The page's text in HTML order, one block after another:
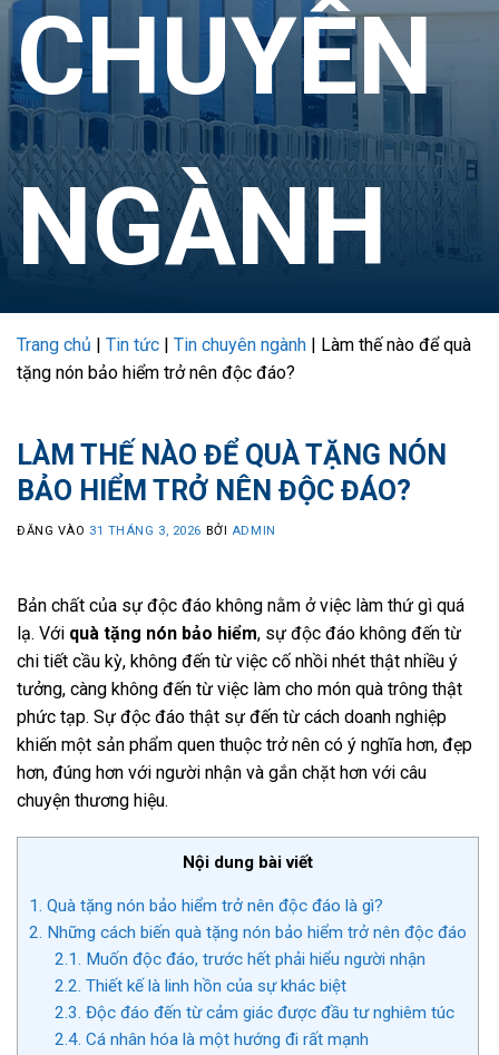
CHUYÊN
NGÀNH
Trang chủ | Tin tức | Tin chuyên ngành | Làm thế nào để quà
tặng nón bảo hiểm trở nên độc đáo?
LÀM THẾ NÀO ĐỂ QUÀ TẶNG NÓN
BẢO HIỂM TRỞ NÊN ĐỘC ĐÁO?
ĐĂNG VÀO 31 THÁNG 3, 2026 BỞI ADMIN
Bản chất của sự độc đáo không nằm ở việc làm thứ gì quá
lạ. Với quà tặng nón bảo hiểm, sự độc đáo không đến từ
chi tiết cầu kỳ, không đến từ việc cố nhồi nhét thật nhiều ý
tưởng, càng không đến từ việc làm cho món quà trông thật
phức tạp. Sự độc đáo thật sự đến từ cách doanh nghiệp
khiến một sản phẩm quen thuộc trở nên có ý nghĩa hơn, đẹp
hơn, đúng hơn với người nhận và gắn chặt hơn với câu
chuyện thương hiệu.
Nội dung bài viết
1. Quà tặng nón bảo hiểm trở nên độc đáo là gì?
2. Những cách biến quà tặng nón bảo hiểm trở nên độc đáo
2.1. Muốn độc đáo, trước hết phải hiểu người nhận
2.2. Thiết kế là linh hồn của sự khác biệt
2.3. Độc đáo đến từ cảm giác được đầu tư nghiêm túc
2.4. Cá nhân hóa là một hướng đi rất mạnh